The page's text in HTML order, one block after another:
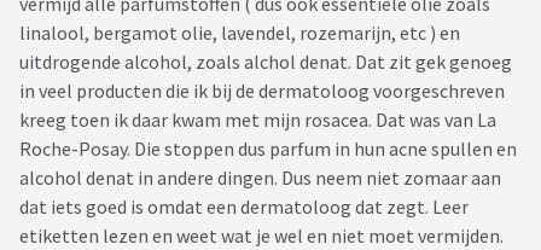
linalool, bergamot olie, lavendel, rozemarijn, etc ) en
uitdrogende alcohol, zoals alchol denat. Dat zit gek genoeg
in veel producten die ik bij de dermatoloog voorgeschreven
kreeg toen ik daar kwam met mijn rosacea. Dat was van La
Roche-Posay. Die stoppen dus parfum in hun acne spullen en
alcohol denat in andere dingen. Dus neem niet zomaar aan
dat iets goed is omdat een dermatoloog dat zegt. Leer
etiketten lezen en weet wat je wel en niet moet vermijden.